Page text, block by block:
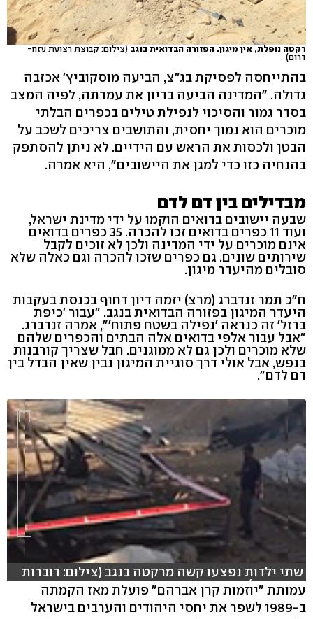
רקטה נופלת, אין מיגון. הפזורה הבדואית בנגב(צילום: קבוצת רצועת עזה-
דרום)
בהתייחסה לפסיקת בג"צ, הביעה מוסקוביץ' אכזבה
גדולה. "המדינה הביעה בדיון את עמדתה, לפיה המצב
בסדר גמור והסיכוי לנפילת טילים בכפרים הבלתי
מוכרים הוא נמוך יחסית, והתושבים צריכים לשכב על
הבטן ולכסות את הראש עם הידיים. לא ניתן להסתפק
בהנחיה כזו כדי למגן את היישובים", היא אמרה.
מבדילים בין דם לדם
שבעה יישובים בדואים הוקמו על ידי מדינת ישראל,
ועוד 11 כפרים בדואים זכו להכרה. 35 כפרים בדואים
אינם מוכרים על ידי המדינה ולכן לא זוכים לקבל
שירותים שונים. גם כפרים שזכו להכרה וגם כאלה שלא
סובלים מהיעדר מיגון.
ח״כ תמר זנדברג (מרצ) יזמה דיון דחוף בכנסת בעקבות
היעדר המיגון בפזורה הבדואית בנגב. "עבור 'כיפת
ברזל' זה כנראה 'נפילה בשטח פתוח'", אמרה זנדברג.
"אבל עבור אלפי בדואים אלה הבתים והכפרים שלהם
שלא מוכרים ולכן גם לא ממוגנים. חבל שצריך קורבנות
בנפש, אבל אולי דרך סוגיית המיגון נבין שאין הבדל בין
דם לדם".
hlsjs-lite: Network error
שתי ילדות נפצעו קשה מרקטה בנגב (צילום: דוברות
המשטרה)
עמותת "יוזמות קרן אברהם" פועלת מאז הקמתה
ב-1989 לשפר את יחסי היהודים והערבים בישראל